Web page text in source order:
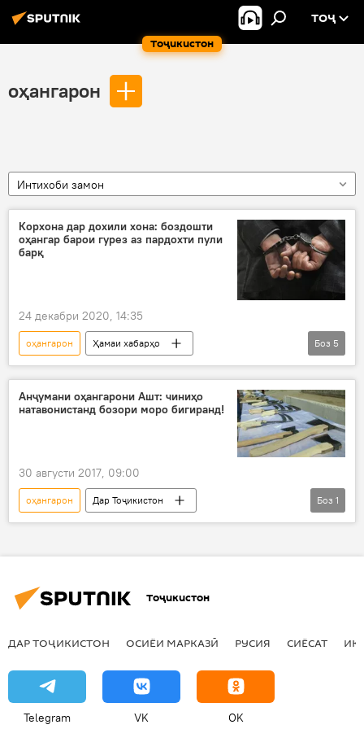
Тоҷикистон
ТОҶ
оҳангарон
Интихоби замон
Корхона дар дохили хона: боздошти
оҳангар барои гурез аз пардохти пули
барқ
24 декабри 2020, 14:35
оҳангарон
Ҳамаи хабарҳо
Дар Тоҷикистон
Рӯйдод, ҷиноят ва ҳолатҳои фавқулода
боздошт
ВУД
пардохт
Боз 5
Анҷумани оҳангарони Ашт: чиниҳо
натавонистанд бозори моро бигиранд!
30 августи 2017, 09:00
оҳангарон
Дар Тоҷикистон
Ҳамаи хабарҳо
намоишгоҳ
Боз 1
Тоҷикистон
ДАР ТОҶИКИСТОН ОСИЁИ МАРКАЗӢ РУСИЯ СИЁСАТ
Telegram VK OK